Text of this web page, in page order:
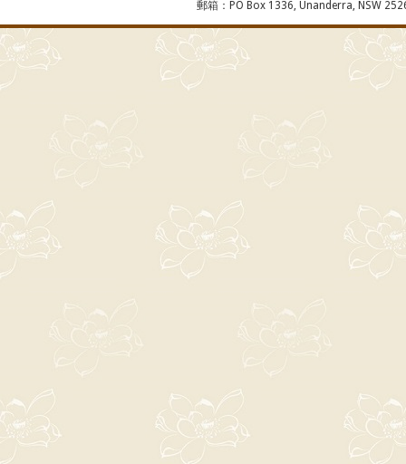
郵箱：PO Box 1336, Unanderra, NSW